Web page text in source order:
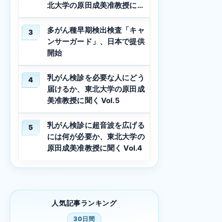
北大学の原田成美准教授に聞
く Vol.3
3
多がん種早期検出検査「キャ
ンサーガード」、日本で提供
開始
4
乳がん検診を必要な人にどう
届けるか、東北大学の原田成
美准教授に聞く Vol.5
5
乳がん検診に超音波を広げる
には何が必要か、東北大学の
原田成美准教授に聞く Vol.4
人気記事ランキング
30日間